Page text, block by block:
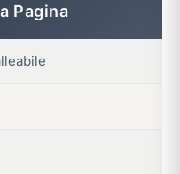
Pagina